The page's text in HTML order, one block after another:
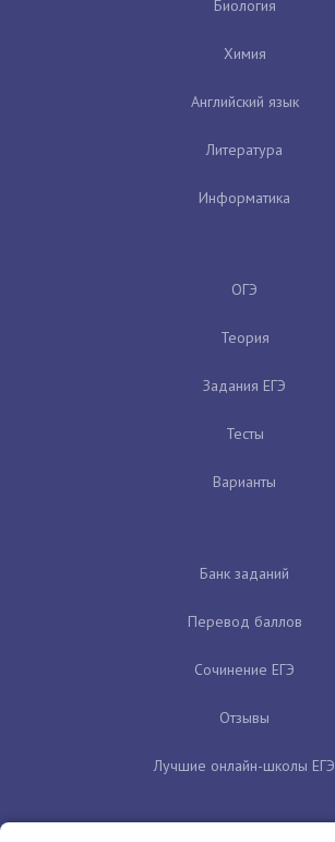
Биология
Химия
Английский язык
Литература
Информатика
ОГЭ
Теория
Задания ЕГЭ
Тесты
Варианты
Банк заданий
Перевод баллов
Сочинение ЕГЭ
Отзывы
Лучшие онлайн-школы ЕГЭ